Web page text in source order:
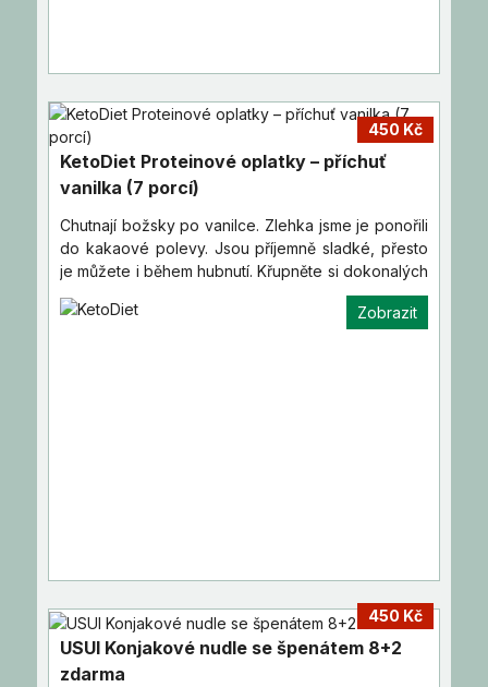
450 Kč
KetoDiet Proteinové oplatky – příchuť
vanilka (7 porcí)
Chutnají božsky po vanilce. Zlehka jsme je ponořili
do kakaové polevy. Jsou příjemně sladké, přesto
je můžete i během hubnutí. Křupněte si dokonalých
oplatek.
Zobrazit
450 Kč
USUI Konjakové nudle se špenátem 8+2
zdarma